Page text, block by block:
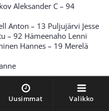
Uusimmat Valikko
Aleksander C – 94
Anton – 13 Puljujärvi Jesse
– 92 Hämeenaho Lenni
Hannes – 19 Merelä
Vili